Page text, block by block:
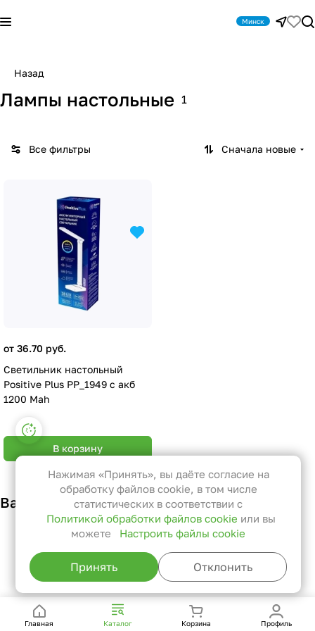
Минск
Назад
Лампы настольные 1
Все фильтры Сначала новые
от 36.70 руб.
Светильник настольный
Positive Plus PP_1949 c акб
1200 Mah
В корзину
Вам также может понравиться
Главная Каталог Корзина Профиль
Настройки файлов cookie
Функциональные
Эти файлы необходимы для
функционирования сайта и не
могут быть отключены в наших
системах. Вы можете настроить
браузер так, чтобы он блокировал
их или уведомлял вас об их
использовании, но в таком случае
сайта не будут работать.
Нажимая «Принять», вы даёте согласие на
обработку файлов cookie, в том числе
статистических в соответствии с
Политикой обработки файлов cookie или вы
можете
Настроить файлы cookie
Принять Отклонить